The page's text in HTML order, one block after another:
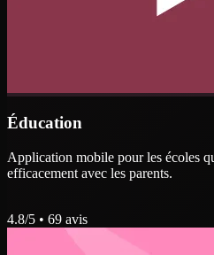
Éducation
Application mobile pour les écoles
efficacement avec les parents.
4.8/5 • 69 avis